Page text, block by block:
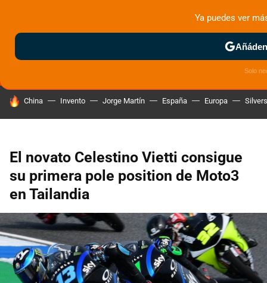
MENÚ NUEVO
MOTOS ELÉCTRICAS
HOY SE HABLA DE
China Invento Jorge Martín España Europa
El novato Celestino Vietti consigue
su primera pole position de Moto3
en Tailandia
Ya puedes ver
Solo